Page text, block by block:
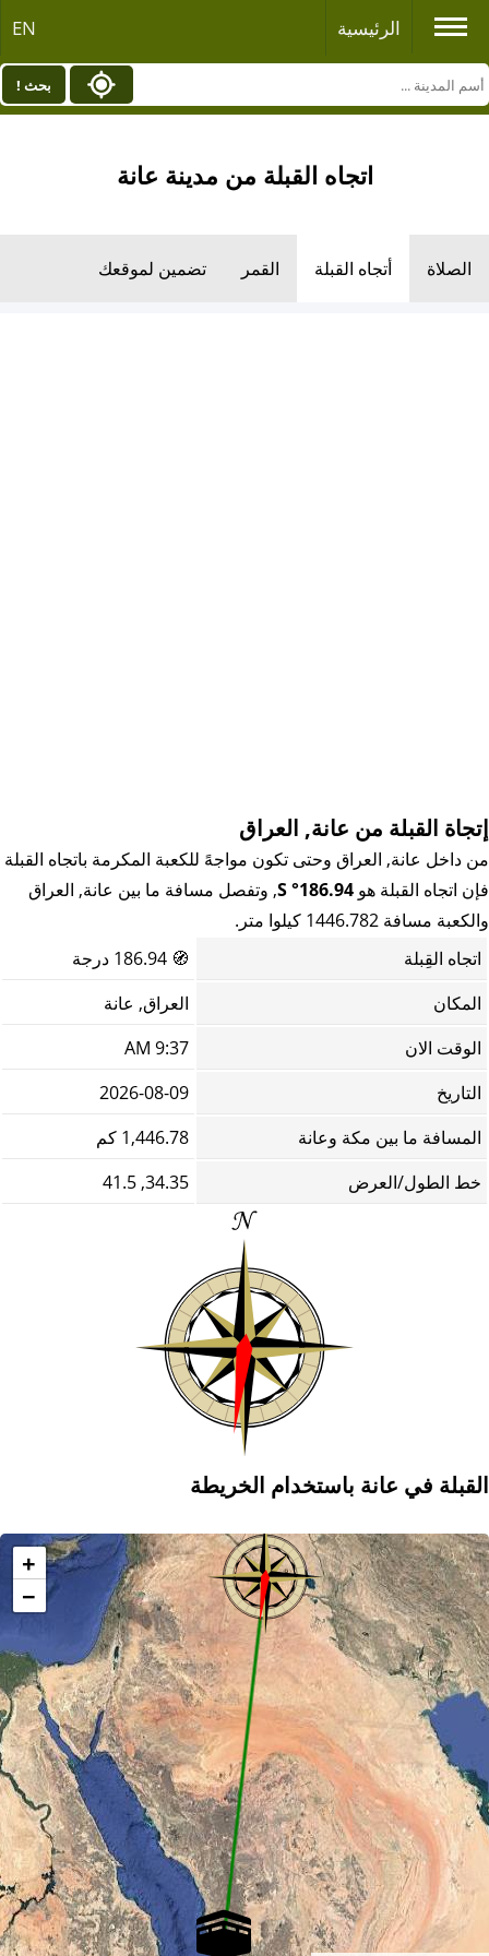
الرئيسية EN
بحث !
اتجاه القبلة من مدينة عانة
الصلاة أتجاه القبلة القمر تضمين لموقعك
إتجاة القبلة من عانة, العراق
من داخل عانة, العراق وحتى تكون مواجهً للكعبة المكرمة باتجاه القبلة
فإن اتجاه القبلة هو 186.94° S
, وتفصل مسافة ما بين عانة, العراق
والكعبة مسافة 1446.782 كيلوا متر.
اتجاه القِبلة
🧭
المكان
العراق, عانة
الوقت الان
9:37 AM
التاريخ
2026-08-09
المسافة ما بين مكة وعانة
1,446.78 كم
خط الطول/العرض
34.35, 41.5
القبلة في عانة باستخدام الخريطة
+
−